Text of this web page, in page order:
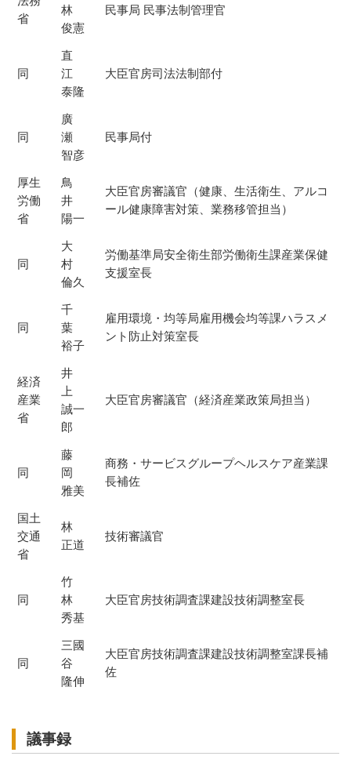
省
林
俊憲
民事局 民事法制管理官
同
直
江
泰隆
大臣官房司法法制部付
同
廣
瀬
智彦
民事局付
厚生
労働
省
鳥
井
陽一
大臣官房審議官（健康、生活衛生、アルコ
ール健康障害対策、業務移管担当）
同
大
村
倫久
労働基準局安全衛生部労働衛生課産業保健
支援室長
同
千
葉
裕子
雇用環境・均等局雇用機会均等課ハラスメ
ント防止対策室長
経済
産業
省
井
上
誠一
郎
大臣官房審議官（経済産業政策局担当）
同
藤
岡
雅美
商務・サービスグループヘルスケア産業課
長補佐
国土
交通
省
林
正道
技術審議官
同
竹
林
秀基
大臣官房技術調査課建設技術調整室長
同
三國
谷
隆伸
大臣官房技術調査課建設技術調整室課長補
佐
議事録